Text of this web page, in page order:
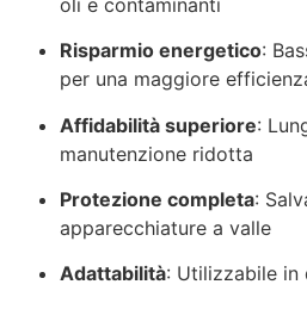
Risparmio energetico:
per una maggiore
Affidabilità superiore:
manutenzione ridotta
Protezione completa:
apparecchiature a valle
Adattabilità: Utilizzabile in